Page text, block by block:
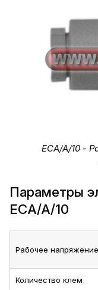
ECA/A/10 -
Параметры
ECA/A/10
Рабочее
Количество клем